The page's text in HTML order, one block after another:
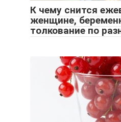
К чему снится
женщине,
толкование по